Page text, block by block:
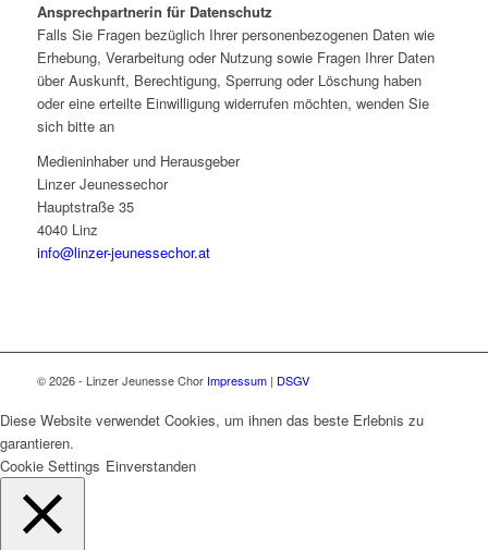
Ansprechpartnerin für Datenschutz
Falls Sie Fragen bezüglich Ihrer personenbezogenen Daten wie
Erhebung, Verarbeitung oder Nutzung sowie Fragen Ihrer Daten
über Auskunft, Berechtigung, Sperrung oder Löschung haben
oder eine erteilte Einwilligung widerrufen möchten, wenden Sie
sich bitte an
Medieninhaber und Herausgeber
Linzer Jeunessechor
Hauptstraße 35
4040 Linz
info@linzer-jeunessechor.at
© 2026 - Linzer Jeunesse Chor Impressum| DSGV
Diese Website verwendet Cookies, um ihnen das beste Erlebnis zu
garantieren.
Cookie Settings Einverstanden